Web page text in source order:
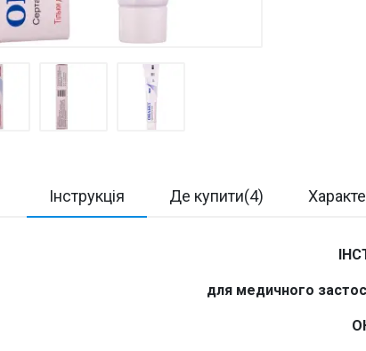
Інструкція Де купити(4)
для медичного